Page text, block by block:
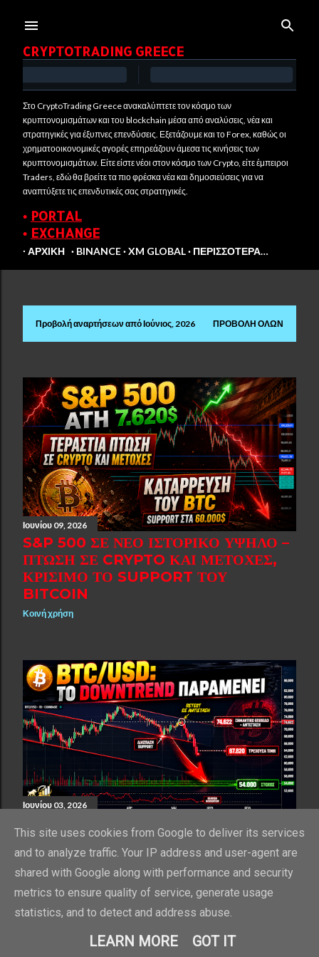
CRYPTOTRADING GREECE
Στο CryptoTrading Greece ανακαλύπτετε τον κόσμο των
κρυπτονομισμάτων και του blockchain μέσα από αναλύσεις, νέα και
στρατηγικές για έξυπνες επενδύσεις. Εξετάζουμε και το Forex, καθώς οι
χρηματοοικονομικές αγορές επηρεάζουν άμεσα τις κινήσεις των
κρυπτονομισμάτων. Είτε είστε νέοι στον κόσμο των Crypto, είτε έμπειροι
Traders, εδώ θα βρείτε τα πιο φρέσκα νέα και δημοσιεύσεις για να
αναπτύξετε τις επενδυτικές σας στρατηγικές.
• PORTAL
• EXCHANGE
∙ ΑΡΧΙΚΉ BINANCE XM GLOBAL ΠΕΡΙΣΣΌΤΕΡΑ…
Α
α
ρ
τ
ή
σ
ε
ι
ς
Προβολή αναρτήσεων από Ιούνιος, 2026 ΠΡΟΒΟΛΉ ΌΛΩΝ
Ιουνίου 09, 2026
S&P 500 ΣΕ ΝΈΟ ΙΣΤΟΡΙΚΌ ΥΨΗΛΌ –
ΠΤΏΣΗ ΣΕ CRYPTO ΚΑΙ ΜΕΤΟΧΈΣ,
ΚΡΊΣΙΜΟ ΤΟ SUPPORT ΤΟΥ
BITCOIN
Κοινή χρήση
Ιουνίου 03, 2026
ΤΟ BTC/USD
Κοινή χρήση
ΠΑΛΑΙΌΤΕΡΕΣ ΑΝΑΡΤΉΣΕΙΣ
This site uses cookies from Google to deliver its services
and to analyze traffic. Your IP address and user-agent are
shared with Google along with performance and security
metrics to ensure quality of service, generate usage
statistics, and to detect and address abuse.
LEARN MORE GOT IT